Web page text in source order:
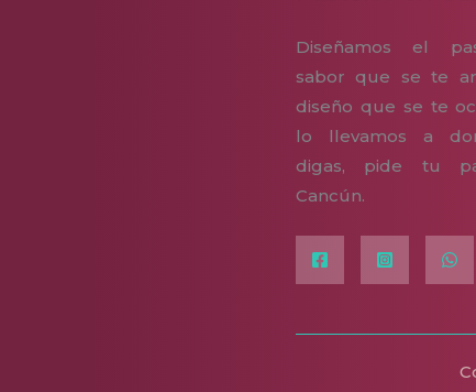
Diseñamos el
sabor que se te
diseño que se te
lo llevamos a
digas, pide tu
Cancún.